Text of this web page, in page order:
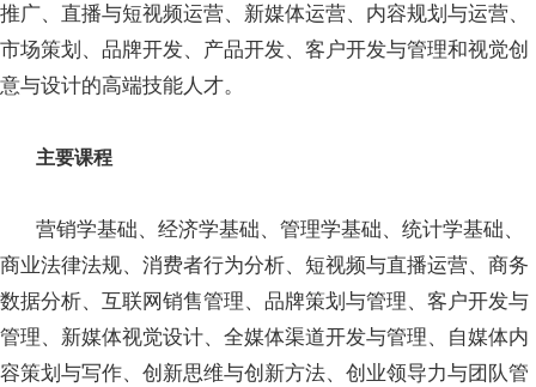
推广、直播与短视频运营、新媒体运营、内容规划与运营、
市场策划、品牌开发、产品开发、客户开发与管理和视觉创
意与设计的高端技能人才。
主要课程
营销学基础、经济学基础、管理学基础、统计学基础、
商业法律法规、消费者行为分析、短视频与直播运营、商务
数据分析、互联网销售管理、品牌策划与管理、客户开发与
管理、新媒体视觉设计、全媒体渠道开发与管理、自媒体内
容策划与写作、创新思维与创新方法、创业领导力与团队管